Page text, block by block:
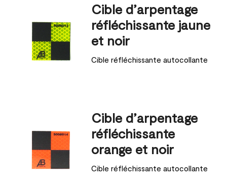
Cible d’arpentage
réfléchissante jaune
et noir
Cible réfléchissante autocollante
Cible d’arpentage
réfléchissante
orange et noir
Cible réfléchissante autocollante